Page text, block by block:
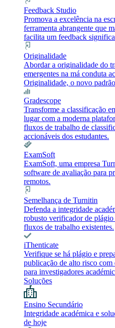
Feedback Studio
Promova a excelência na
ferramenta abrangente que
facilita um feedback
Originalidade
Abordar a originalidade do
emergentes na má conduta
Originalidade, o novo
Gradescope
Transforme a classificação
lugar com a moderna
fluxos de trabalho de
accionáveis dos estudantes.
ExamSoft
ExamSoft, uma empresa
software de avaliação para
remotos.
Semelhança de Turnitin
Defenda a integridade
robusto verificador de plágio
fluxos de trabalho existentes.
iThenticate
Verifique se há plágio e
publicação de alto risco
para investigadores
Soluções
Ensino Secundário
Integridade académica e
de hoje